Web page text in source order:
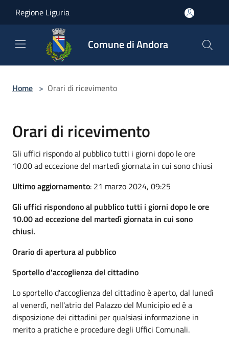
Regione Liguria
Comune di Andora
Home > Orari di ricevimento
Orari di ricevimento
Gli uffici rispondo al pubblico tutti i giorni dopo le ore
10.00 ad eccezione del martedì giornata in cui sono chiusi
Ultimo aggiornamento: 21 marzo 2024, 09:25
Gli uffici rispondono al pubblico tutti i giorni dopo le ore
10.00 ad eccezione del martedì giornata in cui sono
chiusi.
Orario di apertura al pubblico
Sportello d'accoglienza del cittadino
Lo sportello d'accoglienza del cittadino è aperto, dal lunedì
al venerdì, nell'atrio del Palazzo del Municipio ed è a
disposizione dei cittadini per qualsiasi informazione in
merito a pratiche e procedure degli Uffici Comunali.